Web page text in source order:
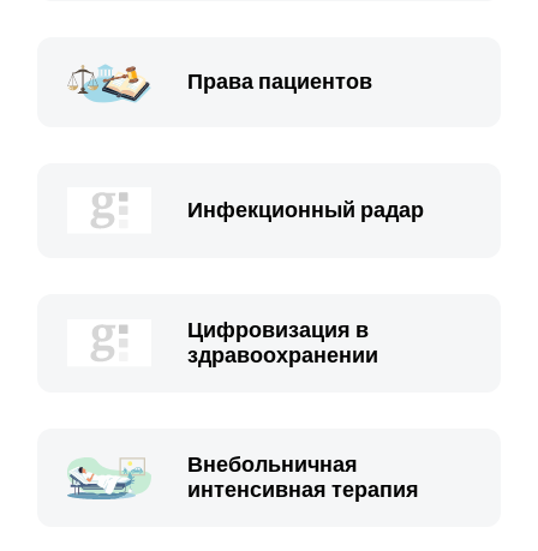
Права пациентов
Инфекционный радар
Цифровизация в
здравоохранении
Внебольничная
интенсивная терапия